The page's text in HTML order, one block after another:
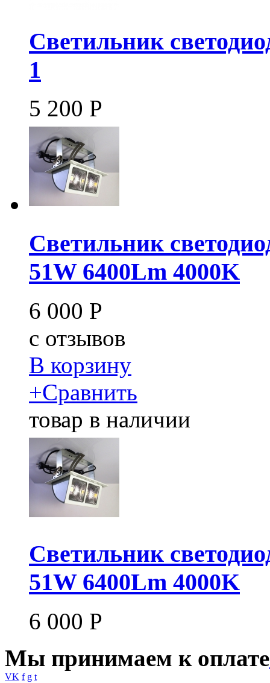
Светильник
1
5 200 Р
Светильник
51W 6400Lm 4000K
6 000 Р
c отзывов
В корзину
+Сравнить
товар в наличии
Светильник
51W 6400Lm 4000K
6 000 Р
Мы принимаем к оплате
VK f g t